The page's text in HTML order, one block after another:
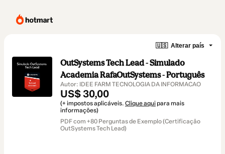
🇺🇸 Alterar país
OutSystems Tech Lead - Simulado
Academia RafaOutSystems - Português
Autor: IDEE FARM TECNOLOGIA DA INFORMACAO
US$ 30,00
(+ impostos aplicáveis. Clique aqui para mais
informações)
PDF com +80 Perguntas de Exemplo (Certificação
OutSystems Tech Lead)